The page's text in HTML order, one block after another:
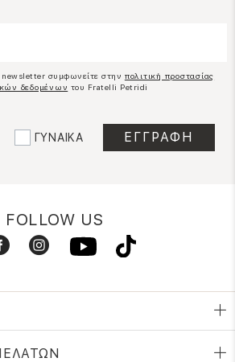
συμφωνείτε στην πολιτική προστασίας
δεδομένων του Fratelli Petridi
ΓΥΝΑΙΚΑ
FOLLOW US